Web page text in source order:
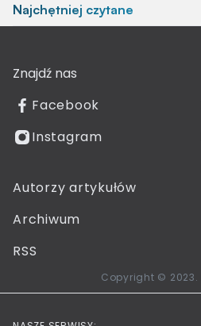
Najchętniej czytane
Znajdź nas
Facebook
Instagram
Autorzy artykułów
Archiwum
RSS
Copyright © 2023.